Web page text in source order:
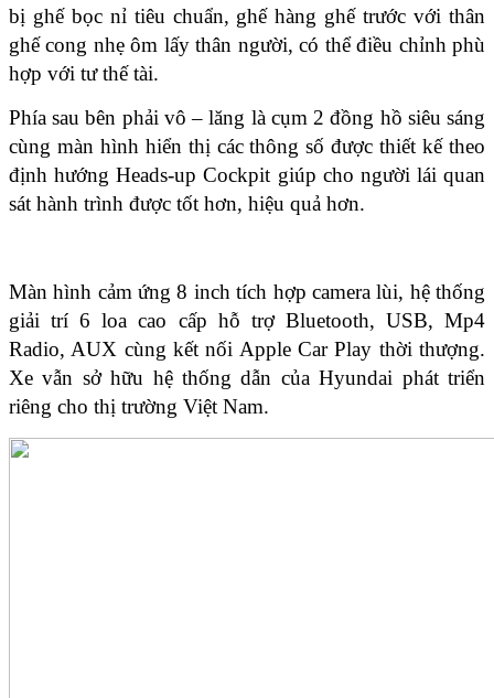
bị ghế bọc nỉ tiêu chuẩn, ghế hàng ghế trước với thân
ghế cong nhẹ ôm lấy thân người, có thể điều chỉnh phù
hợp với tư thế tài.
Phía sau bên phải vô – lăng là cụm 2 đồng hồ siêu sáng
cùng màn hình hiển thị các thông số được thiết kế theo
định hướng Heads-up Cockpit giúp cho người lái quan
sát hành trình được tốt hơn, hiệu quả hơn.
Màn hình cảm ứng 8 inch tích hợp camera lùi, hệ thống
giải trí 6 loa cao cấp hỗ trợ Bluetooth, USB, Mp4
Radio, AUX cùng kết nối Apple Car Play thời thượng.
Xe vẫn sở hữu hệ thống dẫn của Hyundai phát triển
riêng cho thị trường Việt Nam.